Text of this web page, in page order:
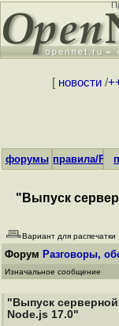
[ новости/
форумы правила/FAQ
"Выпуск
Вариант для распечатки
Форум Разговоры,
Изначальное сообщение
"Выпуск
Node.js 17.0"